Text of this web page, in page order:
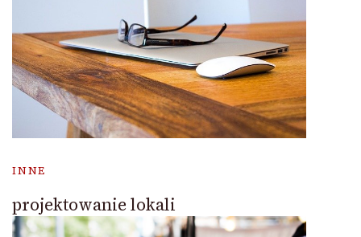
INNE
projektowanie lokali